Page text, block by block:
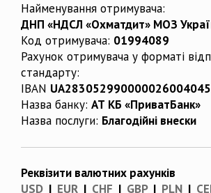
Найменування отримувача:
ДНП «НДСЛ «Охматдит» МОЗ
Код отримувача: 01994089
Рахунок отримувача у форматі
стандарту:
IBAN
Назва банку: АТ КБ «ПриватБанк»
Назва послуги: Благодійні внески
Реквізити валютних рахунків
USD | EUR | CHF | GBP| PLN |